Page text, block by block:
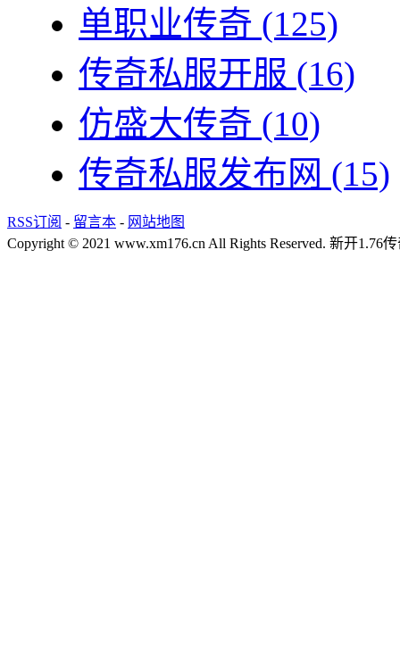
单职业传奇 (125)
传奇私服开服 (16)
仿盛大传奇 (10)
传奇私服发布网 (15)
RSS订阅 - 留言本 - 网站地图
Copyright © 2021 www.xm176.cn All Rights Reserved. 新开1.76